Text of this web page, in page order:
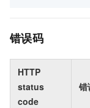
错误码
HTTP
status
code
错